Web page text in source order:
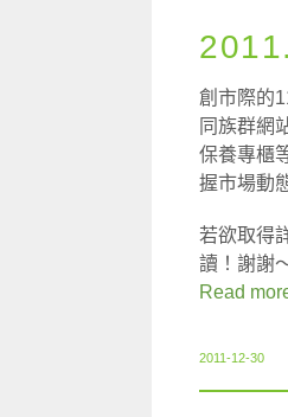
創市際的
同族群網
保養專櫃
握市場動
若欲取得
讀！謝謝
Read
2011-12-30